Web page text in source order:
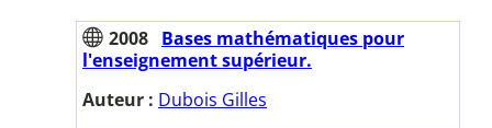
2008 Bases mathématiques pour
l'enseignement supérieur.
Auteur : Dubois Gilles